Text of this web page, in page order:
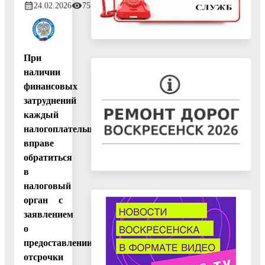
24.02.2026 751
При
наличии
финансовых
затруднений
каждый
налогоплательщик
вправе
обратиться
в
налоговый
орган с
заявлением
о
предоставлении
отсрочки